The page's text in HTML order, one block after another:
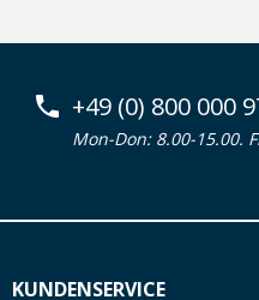
+49 (0) 800 000
Mon-Don: 8.00-15.00.
KUNDENSERVICE